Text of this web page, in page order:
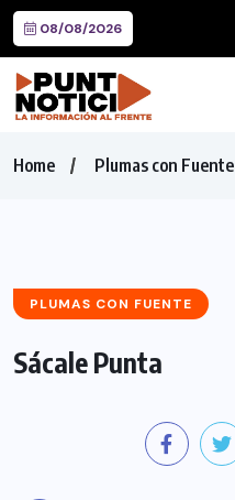
08/08/2026
Home Plumas con Fuente
PLUMAS CON FUENTE
Sácale Punta